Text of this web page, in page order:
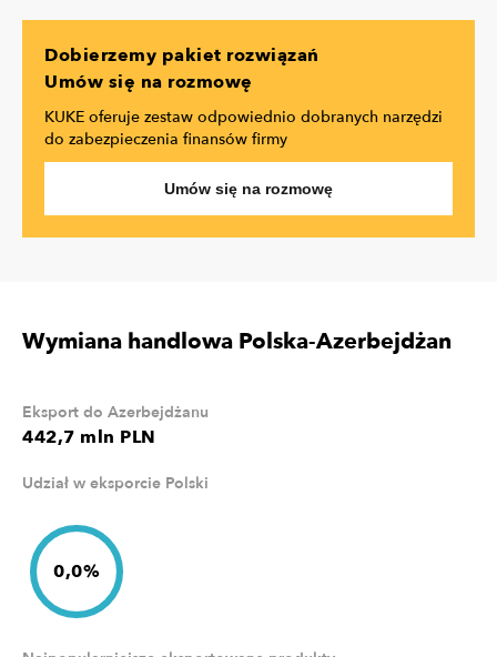
Dobierzemy pakiet rozwiązań
Umów się na rozmowę
KUKE oferuje zestaw odpowiednio dobranych narzędzi
do zabezpieczenia finansów firmy
Umów się na rozmowę
Wymiana handlowa Polska-Azerbejdżan
442,7 mln PLN
Eksport do Azerbejdżanu
Udział w eksporcie Polski
0,0%